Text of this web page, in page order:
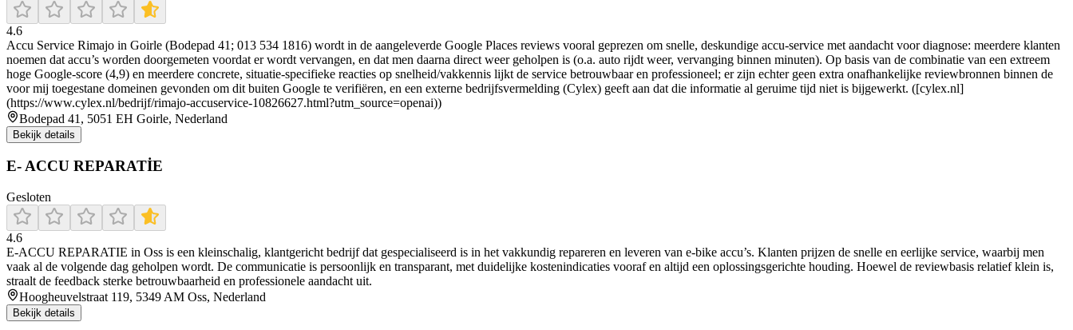
4.6
Accu Service Rimajo in Goirle (Bodepad 41; 013 534 1816) wordt in de aangeleverde Google Places reviews vooral geprezen om snelle, deskundige accu-service met aandacht voor diagnose: meerdere klanten
noemen dat accu’s worden doorgemeten voordat er wordt vervangen, en dat men daarna direct weer geholpen is (o.a. auto rijdt weer, vervanging binnen minuten). Op basis van de combinatie van een extreem
hoge Google-score (4,9) en meerdere concrete, situatie-specifieke reacties op snelheid/vakkennis lijkt de service betrouwbaar en professioneel; er zijn echter geen extra onafhankelijke reviewbronnen binnen de
voor mij toegestane domeinen gevonden om dit buiten Google te verifiëren, en een externe bedrijfsvermelding (Cylex) geeft aan dat die informatie al geruime tijd niet is bijgewerkt. ([cylex.nl]
(https://www.cylex.nl/bedrijf/rimajo-accuservice-10826627.html?utm_source=openai))
Bodepad 41, 5051 EH Goirle, Nederland
Bekijk details
E- ACCU REPARATİE
Gesloten
4.6
E‑ACCU REPARATIE in Oss is een kleinschalig, klantgericht bedrijf dat gespecialiseerd is in het vakkundig repareren en leveren van e‑bike accu’s. Klanten prijzen de snelle en eerlijke service, waarbij men
vaak al de volgende dag geholpen wordt. De communicatie is persoonlijk en transparant, met duidelijke kostenindicaties vooraf en altijd een oplossingsgerichte houding. Hoewel de reviewbasis relatief klein is,
straalt de feedback sterke betrouwbaarheid en professionele aandacht uit.
Hoogheuvelstraat 119, 5349 AM Oss, Nederland
Bekijk details